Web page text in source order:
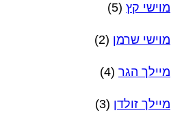
מוישי קץ (5)
מוישי שרמן (2)
מיילך הגר (4)
מיילך זולדן (3)